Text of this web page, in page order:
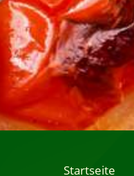
Startseite